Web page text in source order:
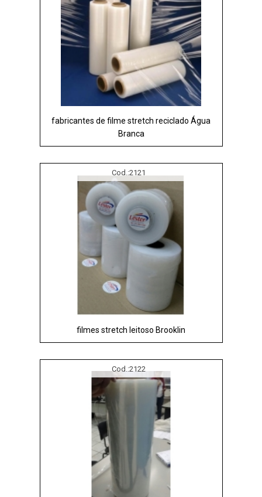
fabricantes de filme stretch reciclado Água
Branca
Cod.:2121
filmes stretch leitoso Brooklin
Cod.:2122